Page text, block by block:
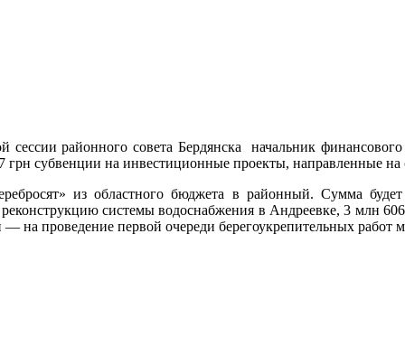
сессии районного совета Бердянска начальник
грн субвенции на инвестиционные проекты, направленные на
из областного бюджета в районный. Сумма
реконструкцию системы водоснабжения в Андреевке, 3 млн
— на проведение первой очереди берегоукрепительных работ